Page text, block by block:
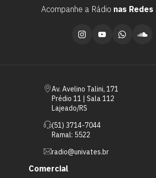
Av. Avelino Talini, 171
Prédio 11 | Sala 112
Lajeado/RS
(51) 3714-7044
Ramal: 5522
radio@univates.br
Comercial
Acompanhe a Rádio nas Redes
Escolha a vaga
quer
vagas a partir do 2º ano de